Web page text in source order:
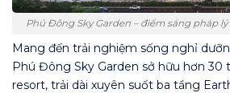
Phú Đông Sky Garden – điểm sáng pháp
Mang đến trải nghiệm sống nghỉ
Phú Đông Sky Garden sở hữu hơn 30
resort, trải dài xuyên suốt ba tầng